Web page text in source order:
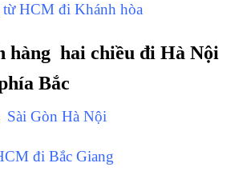
từ HCM đi Khánh hòa
hàng hai chiều đi Hà Nội
Bắc
Sài Gòn Hà Nội
đi Bắc Giang